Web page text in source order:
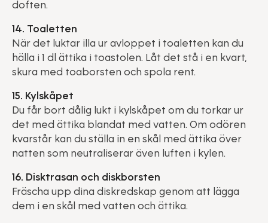
doften.
14. Toaletten
När det luktar illa ur avloppet i toaletten kan du
hälla i 1 dl ättika i toastolen. Låt det stå i en kvart,
skura med toaborsten och spola rent.
15. Kylskåpet
Du får bort dålig lukt i kylskåpet om du torkar ur
det med ättika blandat med vatten. Om odören
kvarstår kan du ställa in en skål med ättika över
natten som neutraliserar även luften i kylen.
16. Disktrasan och diskborsten
Fräscha upp dina diskredskap genom att lägga
dem i en skål med vatten och ättika.